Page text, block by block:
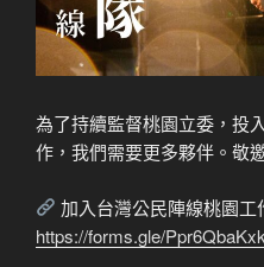
為了持續監督桃園立委，投
作，我們需要更多夥伴。敬
加入台灣公民陣線桃園工
https://forms.gle/